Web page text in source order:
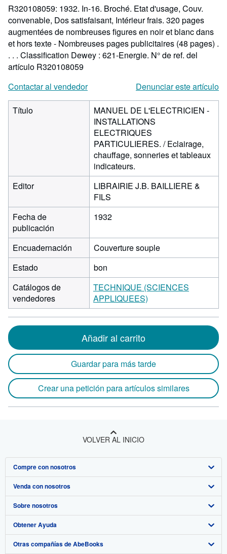
estrellas
R320108059: 1932. In-16. Broché. Etat d'usage, Couv.
convenable, Dos satisfaisant, Intérieur frais. 320 pages
augmentées de nombreuses figures en noir et blanc dans
et hors texte - Nombreuses pages publicitaires (48 pages) .
. . . Classification Dewey : 621-Energie. N° de ref. del
artículo R320108059
Contactar al vendedor
Denunciar este artículo
Título
MANUEL DE L'ELECTRICIEN -
INSTALLATIONS
ELECTRIQUES
PARTICULIERES. / Eclairage,
chauffage, sonneries et tableaux
indicateurs.
Editor
LIBRAIRIE J.B. BAILLIERE &
FILS
Fecha de
publicación
1932
Encuadernación
Couverture souple
Estado
bon
Catálogos de
vendedores
TECHNIQUE (SCIENCES
APPLIQUEES)
Añadir al carrito
Guardar para más tarde
Crear una petición para artículos similares
VOLVER AL INICIO
Compre con nosotros
Búsqueda avanzada
Colecciones
Mi cuenta
Mis pedidos
Venda con nosotros
Comenzar a vender
Únase a nuestro programa de afiliados
Recomiende un vendedor
Sobre nosotros
Sobre IberLibro
Medios
Obtener Ayuda
Preguntas frecuentes y guías
Otras compañías de AbeBooks